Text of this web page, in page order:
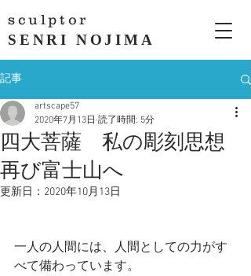
sculptor
SENRI NOJIMA
記事
四大菩薩 私の彫刻思想
再び富士山へ
artscape57
2020年7月13日 読了時間: 5分
更新日： 2020年10月13日
一人の人間には、人間としての力がす
べて備わっています。